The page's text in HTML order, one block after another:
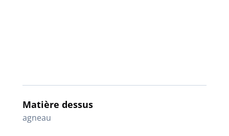
Matière dessus
agneau